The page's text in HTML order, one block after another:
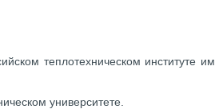
теплотехническом институте им.
университете.